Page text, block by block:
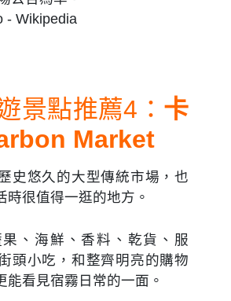
景點推薦4： 卡
Market
史悠久的大型傳統市場，也
時很值得一逛的地方。
、海鮮、香料、乾貨、服
頭小吃，和整齊明亮的購物
能看見宿霧日常的一面。